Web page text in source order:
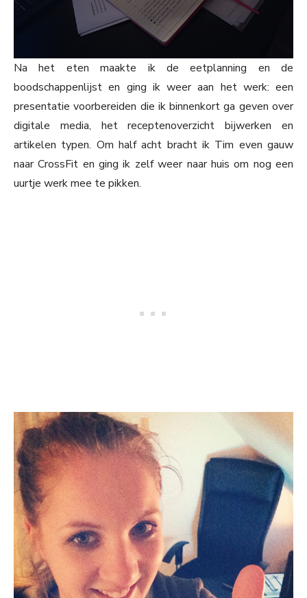
Na het eten maakte ik de eetplanning en de
boodschappenlijst en ging ik weer aan het werk: een
presentatie voorbereiden die ik binnenkort ga geven over
digitale media, het receptenoverzicht bijwerken en
artikelen typen. Om half acht bracht ik Tim even gauw
naar CrossFit en ging ik zelf weer naar huis om nog een
uurtje werk mee te pikken.